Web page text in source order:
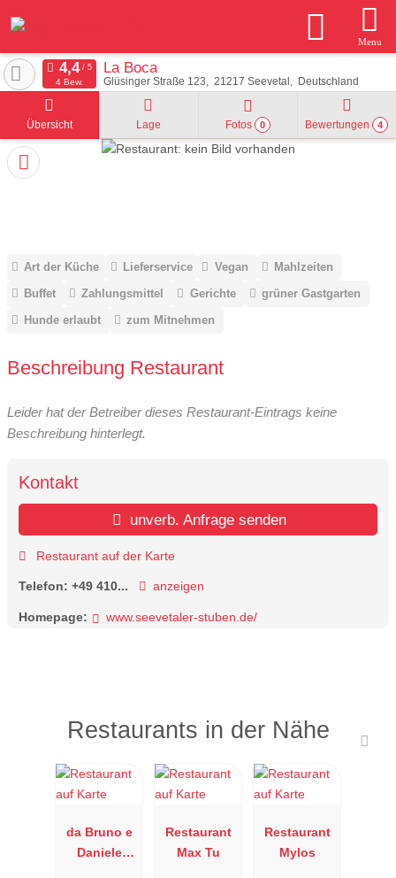
Menu
La Boca
Glüsinger Straße 123 21217 Seevetal Deutschland
4 Bew.
Übersicht Lage Fotos 0 Bewertungen 4
Art der Küche Lieferservice Vegan
Mahlzeiten
Buffet
Zahlungsmittel Gerichte
grüner Gastgarten
Hunde erlaubt
zum Mitnehmen
Beschreibung Restaurant
Leider hat der Betreiber dieses Restaurant-Eintrags keine
Beschreibung hinterlegt.
Kontakt
unverb. Anfrage senden
Restaurant auf der Karte
Telefon: +49 410... anzeigen
Homepage: www.seevetaler-stuben.de/
Restaurants in der Nähe
da Bruno e
Daniele
Restaurant
Max Tu
Restaurant
Mylos